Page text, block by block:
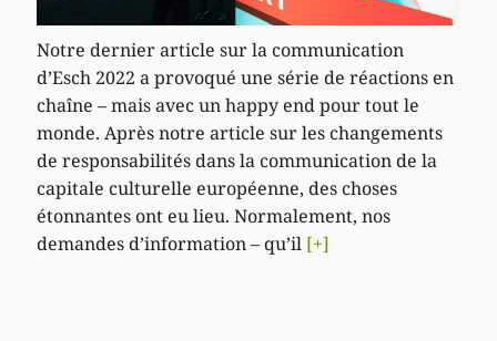
Notre dernier article sur la communication
d’Esch 2022 a provoqué une série de réactions en
chaîne – mais avec un happy end pour tout le
monde. Après notre article sur les changements
de responsabilités dans la communication de la
capitale culturelle européenne, des choses
étonnantes ont eu lieu. Normalement, nos
demandes d’information – qu’il [+]